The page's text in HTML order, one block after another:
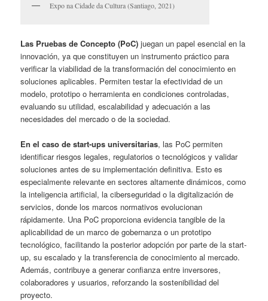
Expo na Cidade da Cultura (Santiago, 2021)
Las Pruebas de Concepto (PoC) juegan un papel esencial en la
innovación, ya que constituyen un instrumento práctico para
verificar la viabilidad de la transformación del conocimiento en
soluciones aplicables. Permiten testar la efectividad de un
modelo, prototipo o herramienta en condiciones controladas,
evaluando su utilidad, escalabilidad y adecuación a las
necesidades del mercado o de la sociedad.
En el caso de start-ups universitarias, las PoC permiten
identificar riesgos legales, regulatorios o tecnológicos y validar
soluciones antes de su implementación definitiva. Esto es
especialmente relevante en sectores altamente dinámicos, como
la inteligencia artificial, la ciberseguridad o la digitalización de
servicios, donde los marcos normativos evolucionan
rápidamente. Una PoC proporciona evidencia tangible de la
aplicabilidad de un marco de gobernanza o un prototipo
tecnológico, facilitando la posterior adopción por parte de la start-
up, su escalado y la transferencia de conocimiento al mercado.
Además, contribuye a generar confianza entre inversores,
colaboradores y usuarios, reforzando la sostenibilidad del
proyecto.